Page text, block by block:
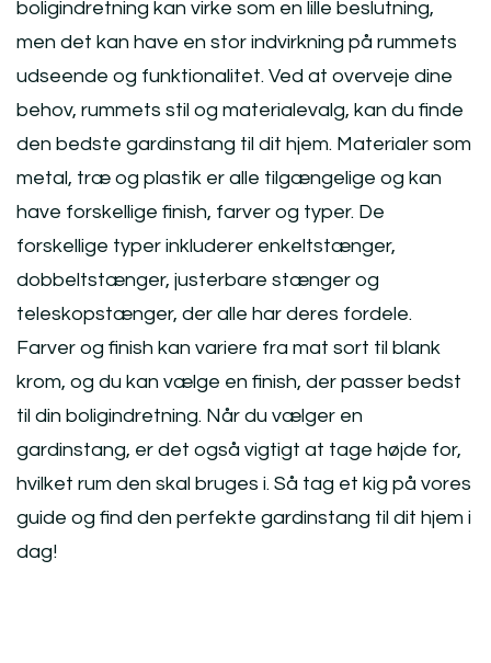
boligindretning kan virke som en lille beslutning,
men det kan have en stor indvirkning på rummets
udseende og funktionalitet. Ved at overveje dine
behov, rummets stil og materialevalg, kan du finde
den bedste gardinstang til dit hjem. Materialer som
metal, træ og plastik er alle tilgængelige og kan
have forskellige finish, farver og typer. De
forskellige typer inkluderer enkeltstænger,
dobbeltstænger, justerbare stænger og
teleskopstænger, der alle har deres fordele.
Farver og finish kan variere fra mat sort til blank
krom, og du kan vælge en finish, der passer bedst
til din boligindretning. Når du vælger en
gardinstang, er det også vigtigt at tage højde for,
hvilket rum den skal bruges i. Så tag et kig på vores
guide og find den perfekte gardinstang til dit hjem i
dag!